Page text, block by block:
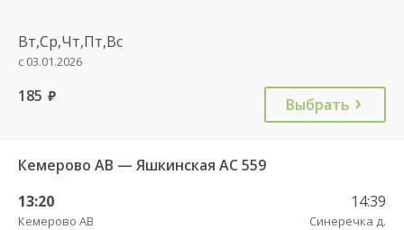
Вт,Ср,Чт,Пт,Вс
с 03.01.2026
185 руб. Выбрать
Кемерово АВ — Яшкинская АС 559
13:20
Кемерово АВ
14:39
Синеречка д.